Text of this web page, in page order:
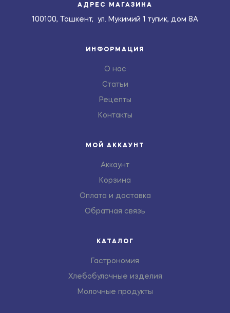
АДРЕС МАГАЗИНА
100100, Ташкент, ул. Мукимий 1 тупик, дом 8А
ИНФОРМАЦИЯ
О нас
Статьи
Рецепты
Контакты
МОЙ АККАУНТ
Аккаунт
Корзина
Оплата и доставка
Обратная связь
КАТАЛОГ
Гастрономия
Хлебобулочные изделия
Молочные продукты